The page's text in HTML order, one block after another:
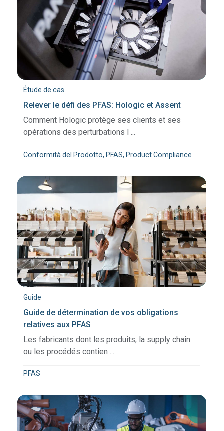
Étude de cas
Relever le défi des PFAS: Hologic et Assent
Comment Hologic protège ses clients et ses
opérations des perturbations l ...
Conformità del Prodotto, PFAS, Product Compliance
Guide
Guide de détermination de vos obligations
relatives aux PFAS
Les fabricants dont les produits, la supply chain
ou les procédés contien ...
PFAS